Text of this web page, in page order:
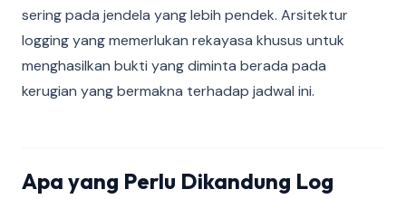
sering pada jendela yang lebih pendek. Arsitektur
logging yang memerlukan rekayasa khusus untuk
menghasilkan bukti yang diminta berada pada
kerugian yang bermakna terhadap jadwal ini.
Apa yang Perlu Dikandung Log